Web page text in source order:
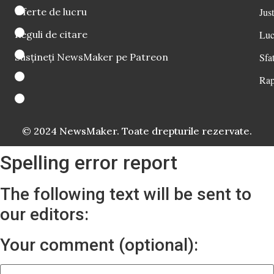
Oferte de lucru
Reguli de citare
Susțineți NewsMaker pe Patreon
© 2024 NewsMaker. Toate drepturile rezervate.
Spelling error report
The following text will be sent to
our editors:
Your comment (optional):